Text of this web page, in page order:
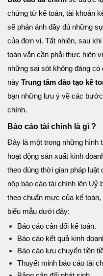
chứng từ kế toán, tài khoản
sẽ phản ánh đầy đủ những
của đơn vị. Tất nhiên, sau
toán vẫn cần phải thực hiện
những sai sót không đáng
này Trung tâm đào tạo kế
bạn những lưu ý về các
chính.
Báo cáo tài chính là gì ?
Đây là một trong những hình
hoạt động sản xuất kinh
theo đúng thời gian pháp
nộp báo cáo tài chính lên Uỷ
theo chuẩn mực của kế
biểu mẫu dưới đây:
Báo cáo cân đối kế toán.
Báo cáo kết quả kinh
Báo cáo lưu chuyển tiền
Thuyết minh báo cáo tài